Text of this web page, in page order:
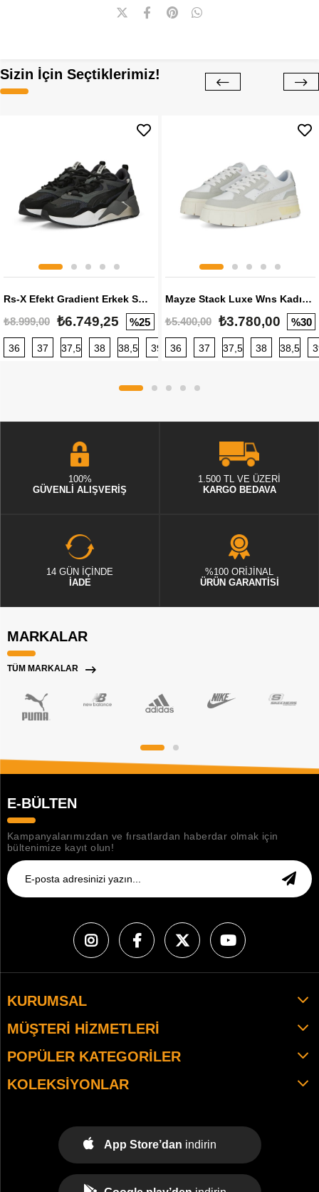
Sizin İçin Seçtiklerimiz!
Rs-X Efekt Gradient Erkek Sneaker
₺8.999,00 ₺6.749,25 %25
36 37 37,5 38 38,5 39 40 40,5 41 42 42,5
Mayze Stack Luxe Wns Kadın Sneaker
₺5.400,00 ₺3.780,00 %30
36 37 37,5 38 38,5
100%
GÜVENLİ ALIŞVERİŞ
1.500 TL VE ÜZERİ
KARGO BEDAVA
14 GÜN İÇİNDE
İADE
%100 ORİJİNAL
ÜRÜN GARANTİSİ
MARKALAR
TÜM MARKALAR
E-BÜLTEN
Kampanyalarımızdan ve fırsatlardan haberdar olmak için
bültenimize kayıt olun!
KURUMSAL
MÜŞTERI HIZMETLERI
POPÜLER KATEGORILER
KOLEKSIYONLAR
App Store’dan indirin